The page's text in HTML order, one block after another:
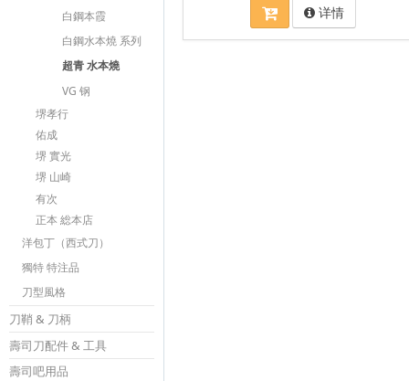
白鋼本霞
白鋼水本燒 系列
超青 水本燒
VG 钢
堺孝行
佑成
堺 實光
堺 山崎
有次
正本 総本店
洋包丁（西式刀）
獨特 特注品
刀型風格
刀鞘 & 刀柄
壽司刀配件 & 工具
壽司吧用品
详情